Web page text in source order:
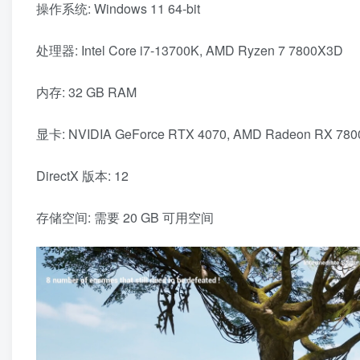
操作系统: Windows 11 64-bit
处理器: Intel Core i7-13700K, AMD Ryzen 7 7800X3D
内存: 32 GB RAM
显卡: NVIDIA GeForce RTX 4070, AMD Radeon RX
DirectX 版本: 12
存储空间: 需要 20 GB 可用空间